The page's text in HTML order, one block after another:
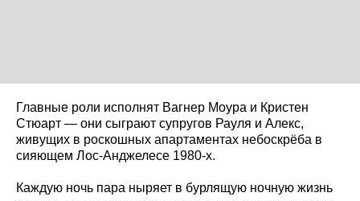
Главные роли исполнят Вагнер Моура и Кристен
Стюарт — они сыграют супругов Рауля и Алекс,
живущих в роскошных апартаментах небоскрёба в
сияющем Лос‑Анджелесе 1980‑х.
Каждую ночь пара ныряет в бурлящую ночную жизнь